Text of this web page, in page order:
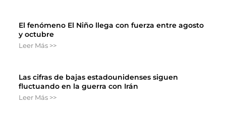
El fenómeno El Niño llega con fuerza entre agosto
y octubre
Leer Más >>
Las cifras de bajas estadounidenses siguen
fluctuando en la guerra con Irán
Leer Más >>